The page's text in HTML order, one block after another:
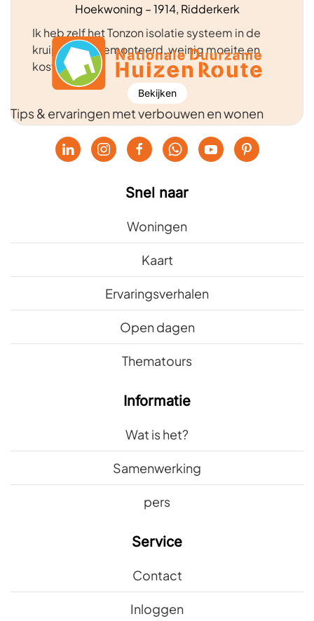
Hoekwoning – 1914, Ridderkerk
Ik heb zelf het Tonzon isolatie systeem in de
kruipruimte gemonteerd, weinig moeite en
kosten
Bekijken
Tips & ervaringen met verbouwen en wonen
Snel naar
Woningen
Kaart
Ervaringsverhalen
Open dagen
Thematours
Informatie
Wat is het?
Samenwerking
pers
Service
Contact
Inloggen